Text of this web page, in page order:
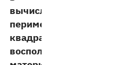
вычислении
периметра
квадрата,
воспользуйтесь